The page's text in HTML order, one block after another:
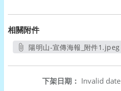
相關附件
陽明山-宣傳海報_附件1.jpeg
下架日期： Invalid date